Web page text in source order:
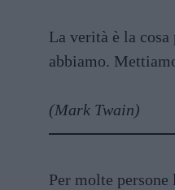
La verità è la cosa
abbiamo.
(Mark Twain)
Per molte